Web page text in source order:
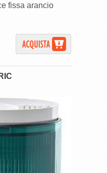
fissa arancio